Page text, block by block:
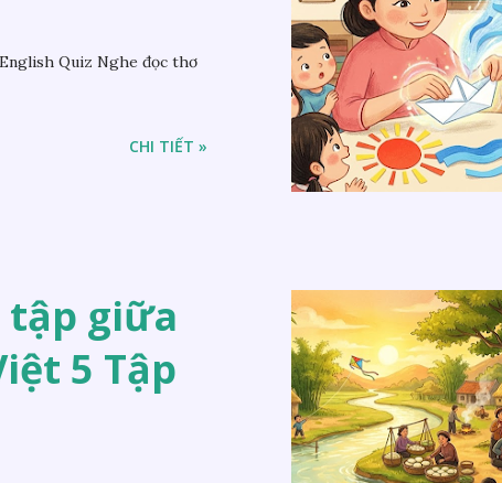
Quiz Nghe đọc thơ
CHI TIẾT »
tập giữa
5 Tập